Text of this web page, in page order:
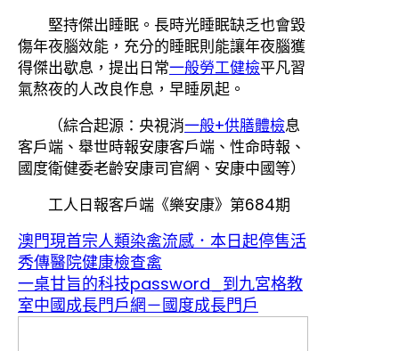
堅持傑出睡眠。長時光睡眠缺乏也會毀
傷年夜腦效能，充分的睡眠則能讓年夜腦獲
得傑出歇息，提出日常一般勞工健檢平凡習
氣熬夜的人改良作息，早睡夙起。
（綜合起源：央視消一般+供膳體檢息
客戶端、舉世時報安康客戶端、性命時報、
國度衛健委老齡安康司官網、安康中國等）
工人日報客戶端《樂安康》第684期
澳門現首宗人類染禽流感．本日起停售活
秀傳醫院健康檢查禽
一桌甘旨的科技password_到九宮格教
室中國成長門戶網－國度成長門戶